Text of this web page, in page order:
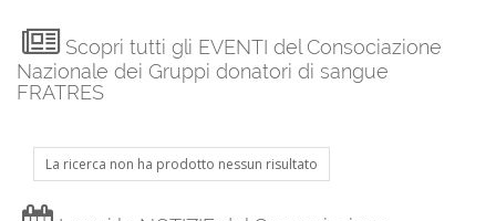
Scopri tutti gli EVENTI del Consociazione
Nazionale dei Gruppi donatori di sangue
FRATRES
La ricerca non ha prodotto nessun risultato